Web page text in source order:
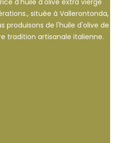
située à Vallerontonda,
produisons de l'huile d'olive de
tradition artisanale italienne.